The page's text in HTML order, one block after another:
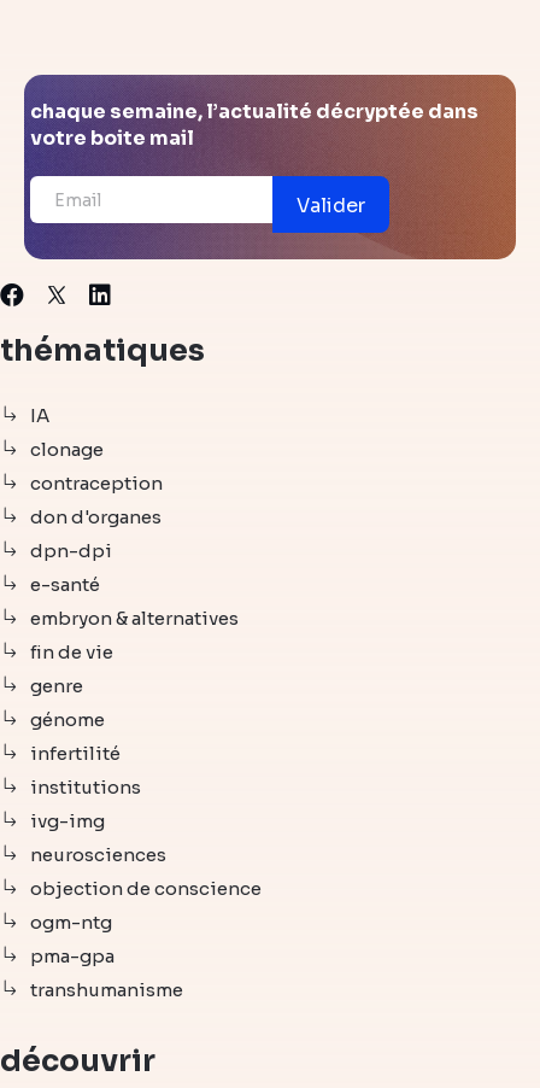
chaque semaine, l’actualité décryptée dans
votre boite mail
Valider
Facebook
X Linkedin
thématiques
IA
clonage
contraception
don d'organes
dpn-dpi
e-santé
embryon & alternatives
fin de vie
genre
génome
infertilité
institutions
ivg-img
neurosciences
objection de conscience
ogm-ntg
pma-gpa
transhumanisme
découvrir